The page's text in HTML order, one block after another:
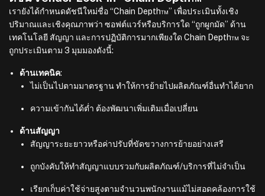
เรายังได้กำหนดดัชนีใหม่ชื่อ “Chain Depth™” เพื่อประเมินทั้งเชิง
ปริมาณและเชิงคุณภาพว่า ซอฟต์แวร์หรือบริการใด “ถูกผูกมัด” ด้าน
เทคโนโลยี สัญญา และการปฏิบัติการมากเพียงใด Chain Depth™ จะ
ถูกประเมินตาม 3 มุมมองดังนี้:
ด้านเทคนิค:
ไม่เป็นไปตามมาตรฐาน ทำให้การย้ายไปผลิตภัณฑ์อื่นทำได้ยาก
ความเข้ากันได้ต่ำ ต้องพัฒนาเพิ่มเติมเมื่อเปลี่ยน
ด้านสัญญา
สัญญาระยะยาวหรือค่าปรับที่ขัดขวางการย้ายอย่างเสรี
ถูกบังคับให้ทำสัญญาแบบรวมกับผลิตภัณฑ์/บริการที่ไม่จำเป็น
เรียกเก็บค่าใช้จ่ายสูงตามจำนวนพนักงานแม้ไม่สอดคล้องการใช้